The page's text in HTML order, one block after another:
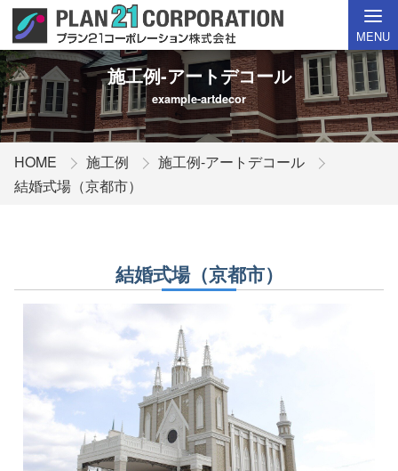
MENU
施工例-アートデコール
example-artdecor
HOME 施工例
施工例-アートデコール
結婚式場（京都市）
結婚式場（京都市）